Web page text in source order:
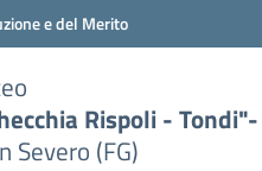
e del Merito
Rispoli -
Severo (FG)